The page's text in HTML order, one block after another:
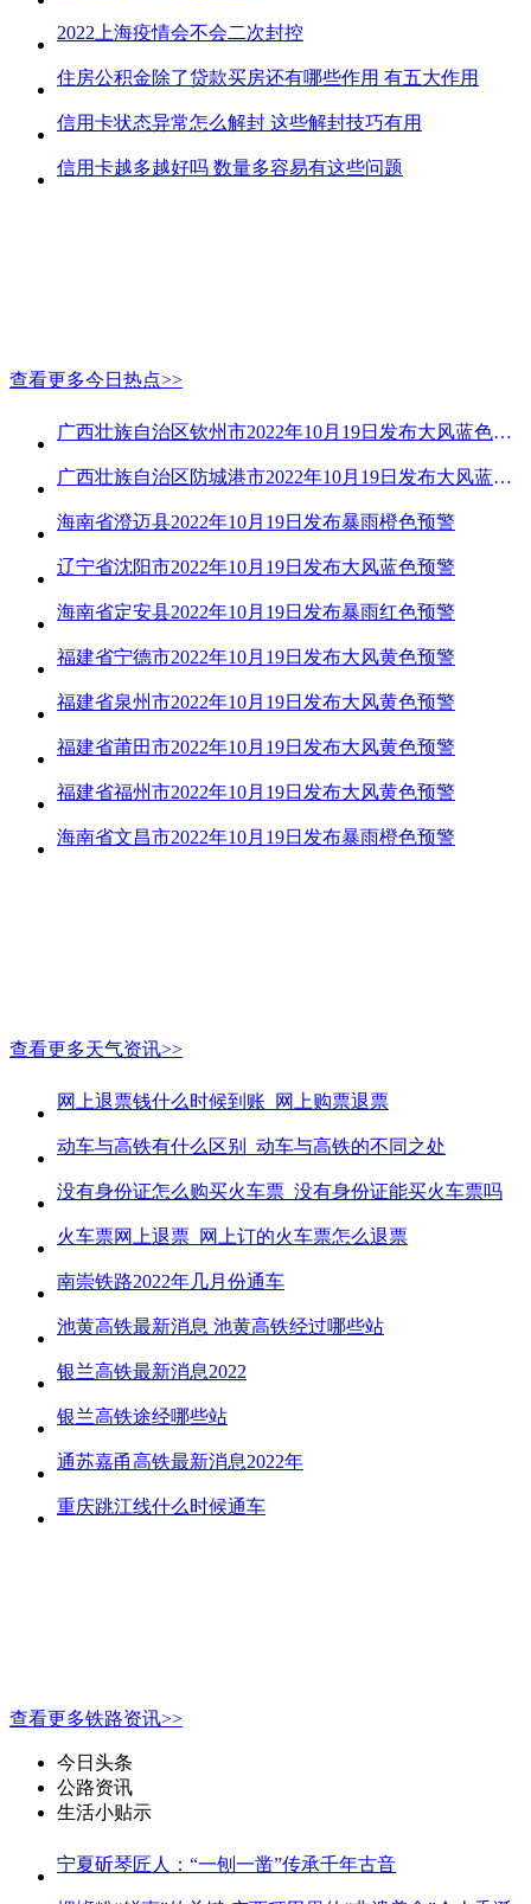
2022上海疫情会不会二次封控
住房公积金除了贷款买房还有哪些作用 有五大作用
信用卡状态异常怎么解封 这些解封技巧有用
信用卡越多越好吗 数量多容易有这些问题
查看更多今日热点>>
广西壮族自治区钦州市2022年10月19日发布大风蓝色预警
广西壮族自治区防城港市2022年10月19日发布大风蓝色预警
海南省澄迈县2022年10月19日发布暴雨橙色预警
辽宁省沈阳市2022年10月19日发布大风蓝色预警
海南省定安县2022年10月19日发布暴雨红色预警
福建省宁德市2022年10月19日发布大风黄色预警
福建省泉州市2022年10月19日发布大风黄色预警
福建省莆田市2022年10月19日发布大风黄色预警
福建省福州市2022年10月19日发布大风黄色预警
海南省文昌市2022年10月19日发布暴雨橙色预警
查看更多天气资讯>>
网上退票钱什么时候到账_网上购票退票
动车与高铁有什么区别_动车与高铁的不同之处
没有身份证怎么购买火车票_没有身份证能买火车票吗
火车票网上退票_网上订的火车票怎么退票
南崇铁路2022年几月份通车
池黄高铁最新消息 池黄高铁经过哪些站
银兰高铁最新消息2022
银兰高铁途经哪些站
通苏嘉甬高铁最新消息2022年
重庆跳江线什么时候通车
查看更多铁路资讯>>
今日头条
公路资讯
生活小贴示
宁夏斫琴匠人：“一刨一凿”传承千年古音